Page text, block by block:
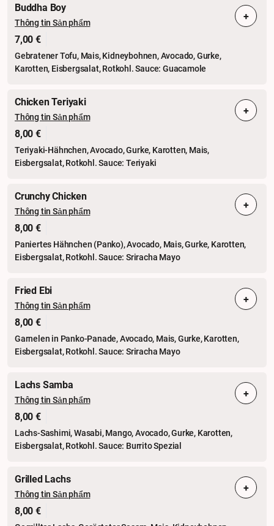
Buddha Boy
Thông tin Sản phẩm
7,00 €
Gebratener Tofu, Mais, Kidneybohnen, Avocado, Gurke,
Karotten, Eisbergsalat, Rotkohl. Sauce: Guacamole
+
Chicken Teriyaki
Thông tin Sản phẩm
8,00 €
Teriyaki-Hähnchen, Avocado, Gurke, Karotten, Mais,
Eisbergsalat, Rotkohl. Sauce: Teriyaki
+
Crunchy Chicken
Thông tin Sản phẩm
8,00 €
Paniertes Hähnchen (Panko), Avocado, Mais, Gurke, Karotten,
Eisbergsalat, Rotkohl. Sauce: Sriracha Mayo
+
Fried Ebi
Thông tin Sản phẩm
8,00 €
Garnelen in Panko-Panade, Avocado, Mais, Gurke, Karotten,
Eisbergsalat, Rotkohl. Sauce: Sriracha Mayo
+
Lachs Samba
Thông tin Sản phẩm
8,00 €
Lachs-Sashimi, Wasabi, Mango, Avocado, Gurke, Karotten,
Eisbergsalat, Rotkohl. Sauce: Burrito Spezial
+
Grilled Lachs
Thông tin Sản phẩm
8,00 €
+